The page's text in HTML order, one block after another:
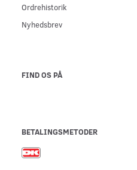
Ordrehistorik
Nyhedsbrev
FIND OS PÅ
BETALINGSMETODER